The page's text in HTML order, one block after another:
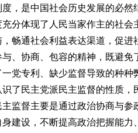
，是中国社会历史发展的必然
分体现了人民当家作主的社会
畅通社会利益表达渠道，促进
、协商、包容的精神，既避免
党专利、缺少监督导致的种种
了民主党派民主监督的性质，
监督主要是通过政治协商与参
建设，不断提高政治把握能力